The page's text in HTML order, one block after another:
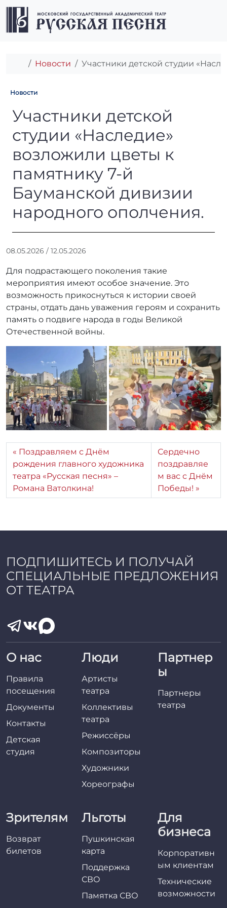
Перейти к содержимому
Перейти к футеру
Главная
Новости Участники детской студии
Новости
Участники детской
Участники детской
студии «Наследие»
возложили цветы к
памятнику 7-й
Бауманской дивизии
народного ополчения.
08.05.2026 / 12.05.2026
т
о
р
н
а
с
т
и
я
т
и
н
а
Для подрастающего поколения такие
мероприятия имеют особое значение. Это
возможность прикоснуться к истории своей
страны, отдать дань уважения героям и сохранить
память о подвиге народа в годы Великой
Отечественной войны.
Поздравляем с Днём
рождения главного художника
театра «Русская песня» –
Романа Ватолкина!
Сердечно
поздравляе
м вас с Днём
Победы!
ПОДПИШИТЕСЬ И ПОЛУЧАЙ
СПЕЦИАЛЬНЫЕ ПРЕДЛОЖЕНИЯ
ОТ ТЕАТРА
О нас
Правила
посещения
Документы
Контакты
Детская
студия
Люди
Артисты
театра
Коллективы
театра
Режиссёры
Композиторы
Художники
Хореографы
Партнер
ы
Партнеры
театра
Зрителям
Возврат
билетов
Льготы
Пушкинская
карта
Поддержка
СВО
Памятка СВО
Для
бизнеса
Корпоративн
ым клиентам
Технические
возможности